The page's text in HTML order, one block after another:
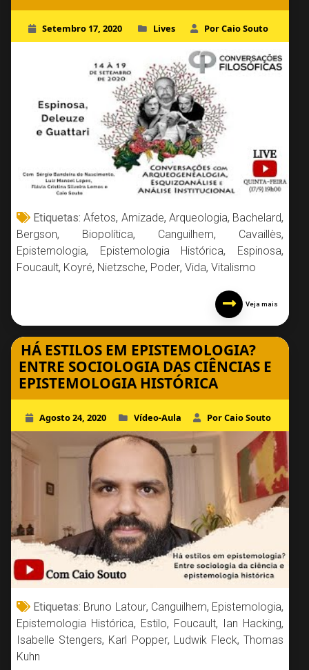
Setembro 17, 2020 Lives Por Caio Souto
Etiquetas:Afetos, Amizade, Arqueologia, Bachelard,
Bergson, Biopolítica, Canguilhem, Cavaillès,
Epistemologia, Epistemologia Histórica, Espinosa,
Foucault, Koyré, Nietzsche, Poder, Vida, Vitalismo
Veja mais
HÁ ESTILOS EM EPISTEMOLOGIA?
ENTRE SOCIOLOGIA DAS CIÊNCIAS E
EPISTEMOLOGIA HISTÓRICA
Agosto 24, 2020 Vídeo-Aula Por Caio Souto
Etiquetas: Bruno Latour, Canguilhem, Epistemologia,
Epistemologia Histórica, Estilo, Foucault, Ian Hacking,
Isabelle Stengers, Karl Popper, Ludwik Fleck,Thomas
Kuhn